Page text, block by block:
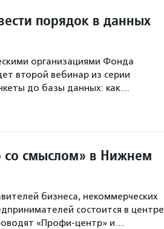
порядок в данных
организациями Фонда
второй вебинар из серии
до базы данных: как…
со смыслом» в Нижнем
бизнеса, некоммерческих
состоится в центре
«Профи-центр» и…